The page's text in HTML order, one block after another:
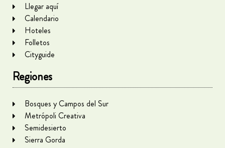
Llegar aquí
Calendario
Hoteles
Folletos
Cityguide
Regiones
Bosques y Campos del Sur
Metrópoli Creativa
Semidesierto
Sierra Gorda